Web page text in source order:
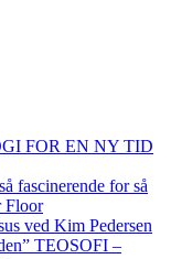
FOR EN NY TID
fascinerende for så
Floor
ved Kim Pedersen
TEOSOFI –